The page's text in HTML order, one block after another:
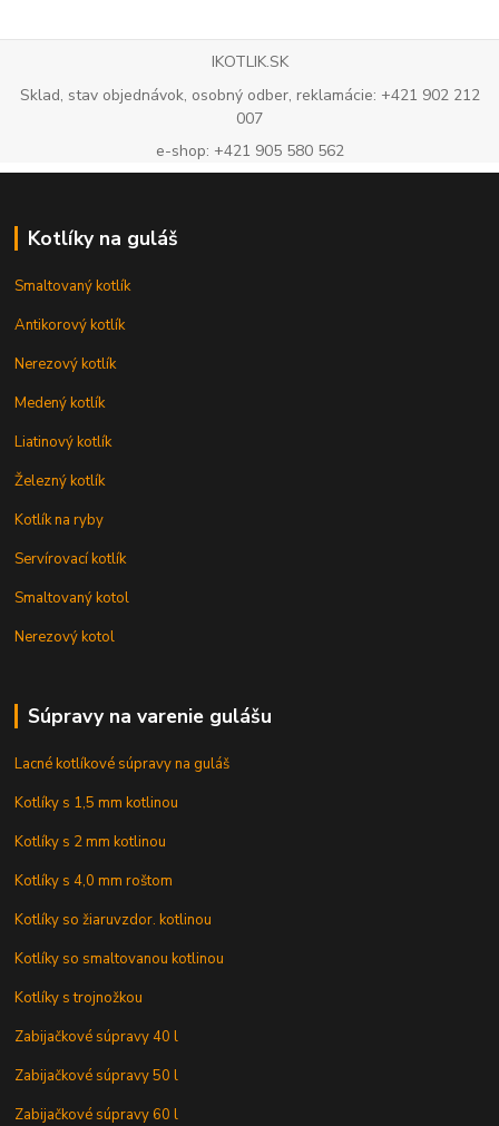
IKOTLIK.SK
Sklad, stav objednávok, osobný odber, reklamácie: +421 902 212
007
e-shop: +421 905 580 562
Kotlíky na guláš
Smaltovaný kotlík
Antikorový kotlík
Nerezový kotlík
Medený kotlík
Liatinový kotlík
Železný kotlík
Kotlík na ryby
Servírovací kotlík
Smaltovaný kotol
Nerezový kotol
Súpravy na varenie gulášu
Lacné kotlíkové súpravy na guláš
Kotlíky s 1,5 mm kotlinou
Kotlíky s 2 mm kotlinou
Kotlíky s 4,0 mm roštom
Kotlíky so žiaruvzdor. kotlinou
Kotlíky so smaltovanou kotlinou
Kotlíky s trojnožkou
Zabijačkové súpravy 40 l
Zabijačkové súpravy 50 l
Zabijačkové súpravy 60 l